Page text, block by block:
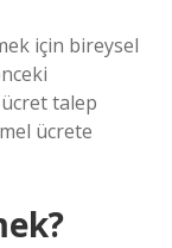
için bireysel
talep
ücrete